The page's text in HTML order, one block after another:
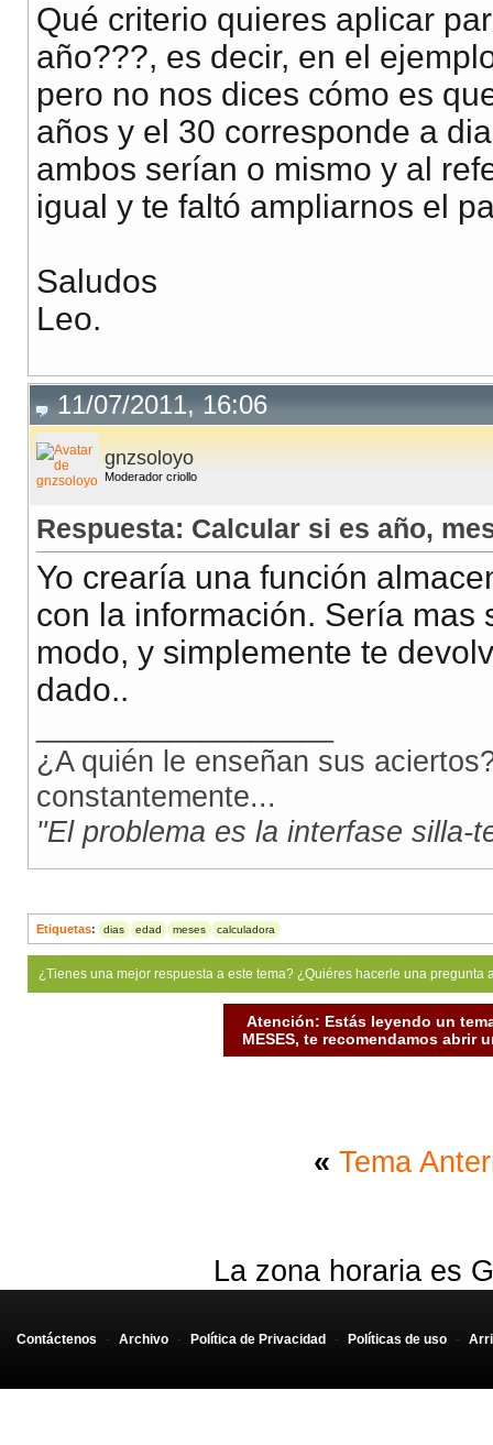
Qué criterio quieres aplicar
año???, es decir, en el
pero no nos dices cómo es
años y el 30 corresponde a
ambos serían o mismo y al
igual y te faltó ampliarnos el
Saludos
Leo.
11/07/2011, 16:06
gnzsoloyo
Moderador criollo
Respuesta: Calcular si es año,
Yo crearía una función
con la información. Sería mas
modo, y simplemente te
dado..
¿A quién le enseñan sus
constantemente...
"El problema es la interfase silla-
Etiquetas: dias edad meses calculadora
¿Tienes una mejor respuesta a este tema? ¿Quiéres hacerle una
Atención: Estás leyendo un
MESES, te recomendamos abrir
« Tema
La zona horaria es
Contáctenos - Archivo - Política de Privacidad - Políticas de uso -